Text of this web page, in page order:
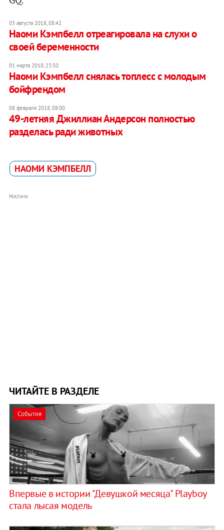
03 августа 2018, 08:42
Наоми Кэмпбелл отреагировала на слухи о
своей беременности
01 марта 2018, 23:50
Наоми Кэмпбелл снялась топлесс с молодым
бойфрендом
08 февраля 2018, 08:00
​49-летняя Джиллиан Андерсон полностью
разделась ради животных
НАОМИ КЭМПБЕЛЛ
РЕКЛАМА
ЧИТАЙТЕ В РАЗДЕЛЕ
События
Впервые в истории "Девушкой месяца" Playboy
стала лысая модель